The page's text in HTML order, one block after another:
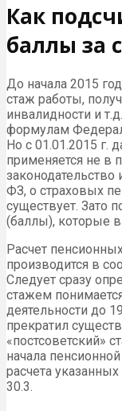
Как
баллы за
До начала 2015
стаж работы,
инвалидности и
формулам
Но с 01.01.2015 г.
применяется не в
ФЗ, о страховых
существует. Зато
(баллы), которые
Расчет
производится в
Следует сразу
стажем
деятельности до
прекратил
«постсоветский»
начала
расчета
30.3.